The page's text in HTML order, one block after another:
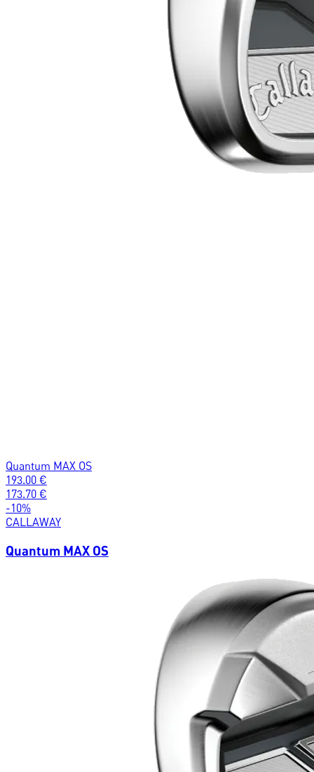
Quantum MAX OS
193.00 €
173.70 €
-10%
CALLAWAY
Quantum MAX OS